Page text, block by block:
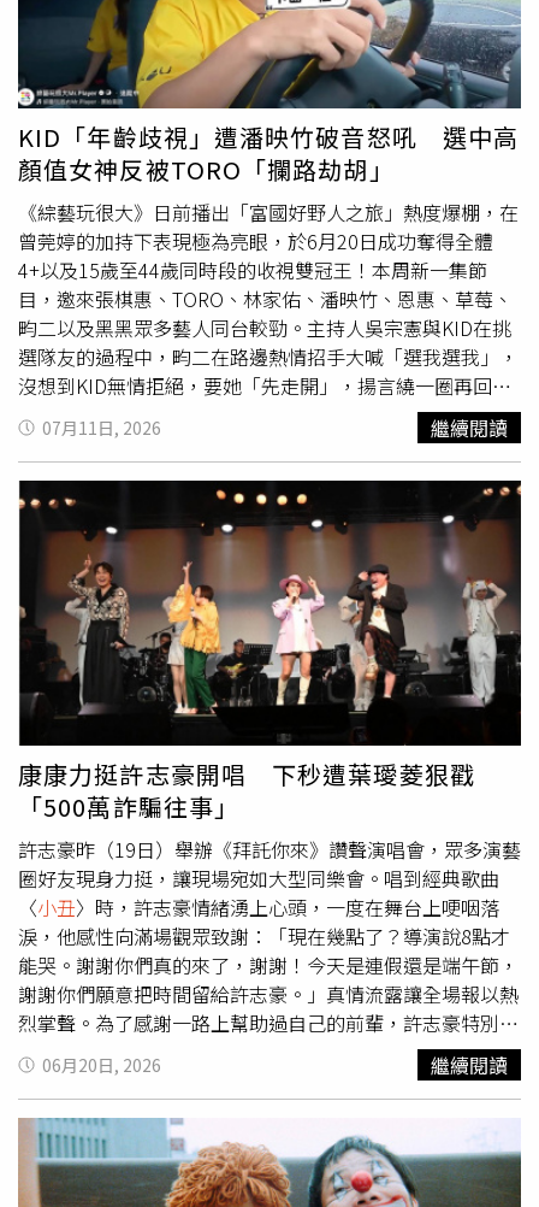
400元人民幣（約新台幣1900元）完成認養，並請老員工暫
時代為照顧一段時間，對方也欣然同意。不過，另有媒體報
導花花最終交易金額約為2400元人民幣（約新台幣1.1萬
元），對於兩種價格說法為何不同，農場及新主人均未進一
步說明。新主人也透露，雖然花花其實是公狗，但因頭頂毛
髮蓬鬆、外型神似綁著雙馬尾的小女孩，因此替牠取了「錘
錘妹妹」這個暱稱，希望透過社群分享牠的成長點滴，而非
藉由牠的高人氣牟利。她表示，未來也會好好照顧花花，讓
這隻因「醜萌」外型而爆紅的邊境牧羊犬，在新家展開新的
生活。
旗的巨大手臂推上船上的卡拉OK舞台，象徵菲律賓受美日
操控。猴子起初唱出有關菲律賓與日本5月底宣布啟動專屬
經濟區（EEZ）及大陸礁層海洋邊界談判的內容，隨即遭畫
外音斥責「唱錯歌了」、「蠢猴子」，接著從口袋掏出一張
寫有「南海仲裁裁決」的紙張，改唱指定歌詞。然而畫外音
仍不滿意，猴子隨後被放上彈射器射向海面，再遭一艘疑似
象徵大陸海警船的船隻以高壓水砲猛烈噴射。外界普遍認
為，影片藉此影射近年大陸海警多次以水砲驅離菲律賓海
警、公務船及漁船，同時嘲諷菲律賓以2016年南海仲裁裁
決作為主張南海權益的法律依據。值得注意的是，這部「猴
子」動畫並非個案。《中國日報》近幾週已陸續發布多支AI
影片及漫畫，內容將菲律賓塑造成 小丑、蛇等形象，持續批
評菲律賓在南海議題上的立場，引發外界質疑大陸官方宣傳
持續升高對菲攻勢。菲律賓官方強烈譴責大陸官媒AI影片將
菲律賓人描繪成猴子，痛批內容涉及種族歧視與去人性化宣
傳，並要求立即下架。（圖／翻攝自臉書，Department of
National Defense - Philippines）菲律賓外交部16日晚間發
表聲明指出，《中國日報》身為大陸官方媒體，卻以帶有種
族歧視及去人性化色彩的方式描繪菲律賓人民，已超越正常
政治辯論應有界線。聲明強調，即使兩國存在立場分歧，也
不應透過侮辱性影像進行宣傳，將菲律賓人描繪成猴子的作
法「令人深感冒犯、痛心且完全無法接受」，菲方已對此類
內容劃下明確紅線。菲律賓外交部要求《中國日報》立即撤
下影片，停止發布類似內容，並呼籲陸方在公共論述中展現
尊重、尊嚴及對事實的基本尊重，避免進一步擴大兩國人民
之間的不信任。菲律賓國防部長鐵歐多洛（Gilberto
Teodoro）則發表聲明，形容這支影片是「卑劣宣傳」，更
是「任何自稱負責任區域領導者國家的恥辱」。他表示，大
陸無法透過理性、證據及國際法支撐其南海主張，因此轉而
利用種族歧視、威脅及煽動仇恨等方式進行宣傳。鐵歐多洛
指出，影片除了刻意嘲弄具有法律效力的2016年南海仲裁
裁決，也美化對菲律賓人民及軍人施暴的行為，暴露出大陸
宣傳機器在道德與智力上的破產。他更批評，大陸近來一連
串近乎「精神分裂」的作為已令人無法忽視，而這次最新的
去人性化宣傳，更顯示其既不是一個安全、自信的行為者，
也不是值得信賴的鄰國。菲律賓海岸防衛隊發言人塔里耶拉
（Jay Tarriela）也在社群平台X轉發影片，直指這是「赤裸
裸的種族主義」。他強調，「這個時代絕不容許種族歧視，
任何透過貶低其他族群來羞辱他人的行為，都理應受到譴
責。菲律賓人不是猴子！」2016年，位於荷蘭海牙的常設
仲裁法院裁定，大陸以「九段線」主張南海大部分海域權利
缺乏國際法依據，並否定其部分主權聲索，但北京始終拒絕
KID「年齡歧視」遭潘映竹破音怒吼 選中高
顏值女神反被TORO「攔路劫胡」
《綜藝玩很大》日前播出「富國好野人之旅」熱度爆棚，在
曾莞婷的加持下表現極為亮眼，於6月20日成功奪得全體
4+以及15歲至44歲同時段的收視雙冠王！本周新一集節
目，邀來張棋惠、TORO、林家佑、潘映竹、恩惠、草莓、
畇二以及黑黑眾多藝人同台較勁。主持人吳宗憲與KID在挑
選隊友的過程中，畇二在路邊熱情招手大喊「選我選我」，
沒想到KID無情拒絕，要她「先走開」，揚言繞一圈再回
來。另一邊在路邊瘋狂招手的林家佑，一臉擔憂地直呼「會
不會直接開走」，沒想到憲哥與TORO竟踩油門加速把車開
走，頭也不回。隨後KID開車經過潘映竹時，竟大聲吐槽：
「這年紀也太大了吧！」直接打槍嘉賓的年紀，瞬間激怒潘
映竹破音怒吼：「怎樣啦！」嚇得KID只能趕緊踩下油門，
逃離現場。不過KID的「迴轉套路」這回卻碰了壁，當他看
到高顏值的女嘉賓恩惠，笑臉迎盈地要對方等他去前面迴
轉，沒想到下一秒恩惠竟直接被TORO隊搶走。張棋惠這一
組則由畇二與林家佑搭檔組成。三組人馬開車前往目的地，
展開一場空前的趣味對決。本集關卡的刺激程度更是進階到
了「發瘋」等級。在挑戰過程中，KID突然情緒失控、瘋狂
大叫，甚至激動到整個人跪在地上朝著天空大喊「天公伯
啊！」。不僅如此，製作人還安排了超荒謬的特別任務，
TORO在半夜偷偷潛入KID的房間跳起「健康操」，讓在睡
夢中被驚醒的KID滿頭問號。後半夜的關卡更直接升級，嘉
賓戴著「 小丑面具」在半夜突襲TORO房間，引發半夜驚聲
尖叫。這場從白天戰到半夜的硬仗，不僅考驗嘉賓們的智力
與體能，更是對耐力的試煉？精彩對決絕對不能錯過。請一
定要鎖定中視周六晚間10點播出的《綜藝玩很大》。 被瞬
間激怒潘映竹對KID破音怒吼「怎樣啦」。（圖／綜藝玩很
大提供）
07月11日, 2026 繼續閱讀
康康力挺許志豪開唱 下秒遭葉璦菱狠戳
「500萬詐騙往事」
許志豪昨（19日）舉辦《拜託你來》讚聲演唱會，眾多演藝
圈好友現身力挺，讓現場宛如大型同樂會。唱到經典歌曲
〈小丑〉時，許志豪情緒湧上心頭，一度在舞台上哽咽落
淚，他感性向滿場觀眾致謝：「現在幾點了？導演說8點才
能哭。謝謝你們真的來了，謝謝！今天是連假還是端午節，
謝謝你們願意把時間留給許志豪。」真情流露讓全場報以熱
烈掌聲。為了感謝一路上幫助過自己的前輩，許志豪特別安
排一段致敬組曲，以歌聲向康康、荒山亮、許常德及王瑞霞
等人表達感謝。他表示，這些前輩多年來給予自己許多提攜
與鼓勵，因此希望透過最熟悉的音樂方式向大家致意。演唱
會驚喜橋段接連不斷。許志豪介紹嘉賓時，先提到天后葉璦
菱，還故意賣關子笑說：「不可能啦，我怎麼可能請得動
她！」沒想到話才剛說完，葉璦菱竟現身，全場瞬間陷入瘋
06月20日, 2026 繼續閱讀